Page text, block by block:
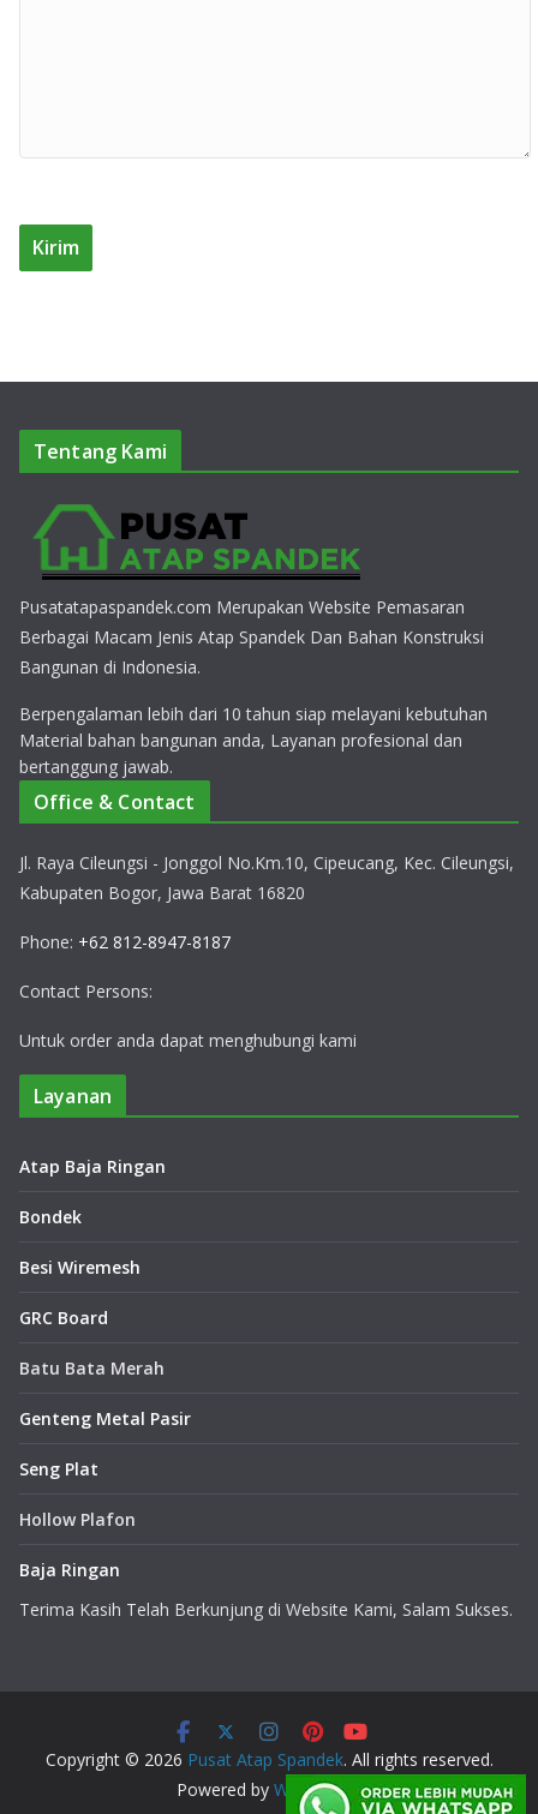
Tentang Kami
Pusatatapaspandek.com Merupakan Website Pemasaran
Berbagai Macam Jenis Atap Spandek Dan Bahan Konstruksi
Bangunan di Indonesia.
Berpengalaman lebih dari 10 tahun siap melayani kebutuhan
Material bahan bangunan anda, Layanan profesional dan
bertanggung jawab.
Office & Contact
Jl. Raya Cileungsi - Jonggol No.Km.10, Cipeucang, Kec. Cileungsi,
Kabupaten Bogor, Jawa Barat 16820
Phone: +62 812-8947-8187
Contact Persons:
Untuk order anda dapat menghubungi kami
Layanan
Atap Baja Ringan
Bondek
Besi Wiremesh
GRC Board
Batu Bata Merah
Genteng Metal Pasir
Seng Plat
Hollow Plafon
Baja Ringan
Terima Kasih Telah Berkunjung di Website Kami, Salam Sukses.
Copyright © 2026 Pusat Atap Spandek. All rights reserved.
Powered by WordPress.